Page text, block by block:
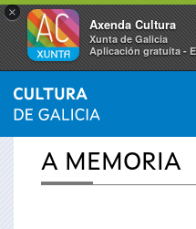
×
Axenda Cultura
Xunta de Galicia
Aplicación gratuíta -
Vostede
está
INICIO › TEMAS
A MEMORIA